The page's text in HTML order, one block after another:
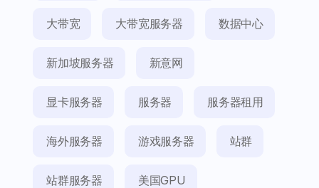
大带宽 大带宽服务器 数据中心
新加坡服务器 新意网
显卡服务器 服务器 服务器租用
海外服务器 游戏服务器 站群
站群服务器 美国GPU